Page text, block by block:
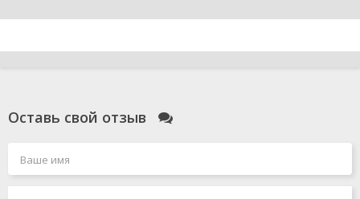
Оставь свой отзыв